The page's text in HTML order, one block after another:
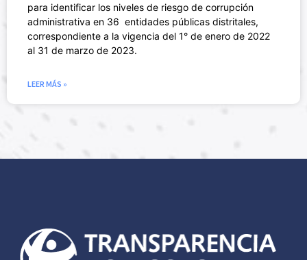
para identificar los niveles de riesgo de corrupción
administrativa en 36 entidades públicas distritales,
correspondiente a la vigencia del 1° de enero de 2022
al 31 de marzo de 2023.
LEER MÁS »